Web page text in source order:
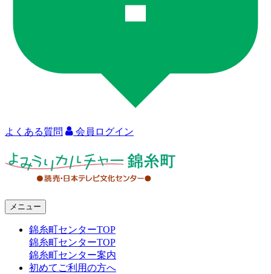
よくある質問 会員ログイン
メニュー
錦糸町センターTOP
錦糸町センターTOP
錦糸町センター案内
初めてご利用の方へ